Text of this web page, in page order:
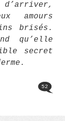
amours
brisés.
qu’elle
secret
52